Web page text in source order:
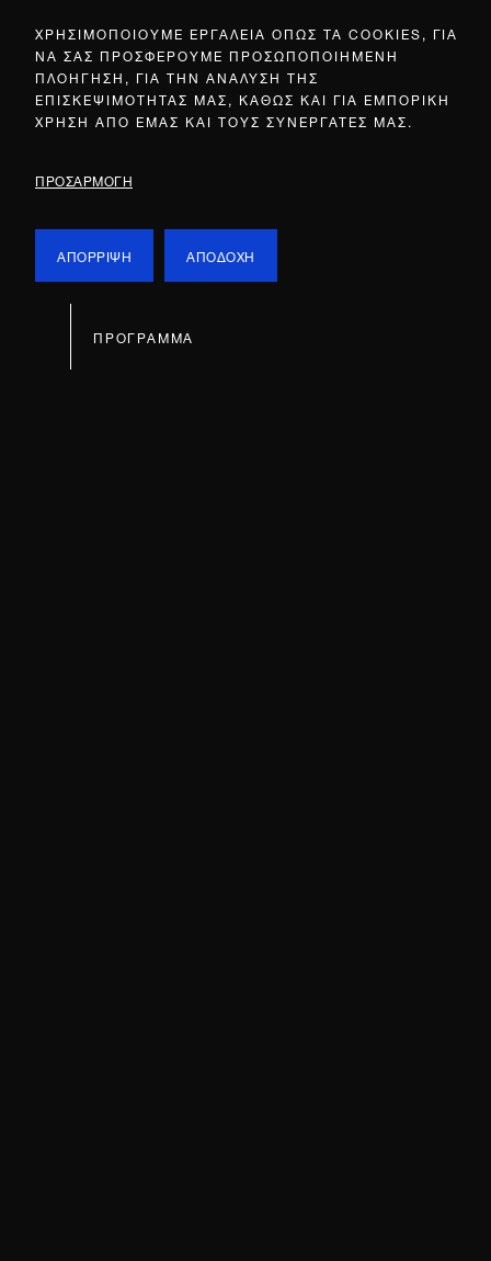
ΧΡΗΣΙΜΟΠΟΙΟΥΜΕ ΕΡΓΑΛΕΙΑ ΟΠΩΣ ΤΑ COOKIES, ΓΙΑ
ΝΑ ΣΑΣ ΠΡΟΣΦΕΡΟΥΜΕ ΠΡΟΣΩΠΟΠΟΙΗΜΕΝΗ
ΠΛΟΗΓΗΣΗ, ΓΙΑ ΤΗΝ ΑΝΑΛΥΣΗ ΤΗΣ
ΕΠΙΣΚΕΨΙΜΟΤΗΤΑΣ ΜΑΣ, ΚΑΘΩΣ ΚΑΙ ΓΙΑ ΕΜΠΟΡΙΚΗ
ΧΡΗΣΗ ΑΠΟ ΕΜΑΣ ΚΑΙ ΤΟΥΣ ΣΥΝΕΡΓΑΤΕΣ ΜΑΣ.
ΠΡΟΣΑΡΜΟΓΗ
ΑΠΟΡΡΙΨΗ ΑΠΟΔΟΧΗ
ΠΡΟΓΡΑΜΜΑ